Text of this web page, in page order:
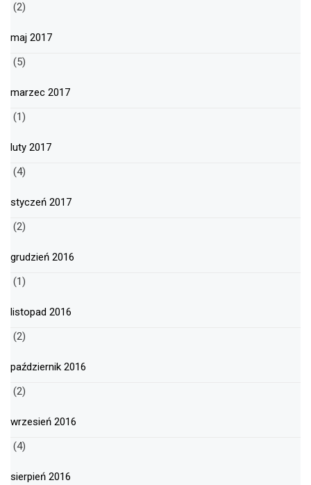
(2)
maj 2017
(5)
marzec 2017
(1)
luty 2017
(4)
styczeń 2017
(2)
grudzień 2016
(1)
listopad 2016
(2)
październik 2016
(2)
wrzesień 2016
(4)
sierpień 2016